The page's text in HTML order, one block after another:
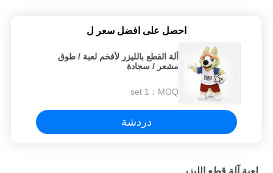
احصل على افضل سعر ل
آلة القطع بالليزر لأفخم لعبة / طوق
مشعر / سجادة
MOQ：
1 set
دردشة